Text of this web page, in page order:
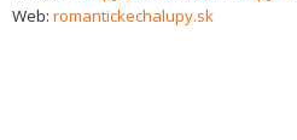
Web: romantickechalupy.sk